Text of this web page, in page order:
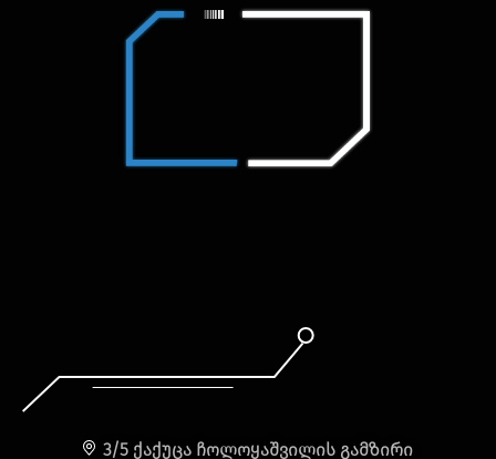
3/5 ქაქუცა ჩოლოყაშვილის გამზირი